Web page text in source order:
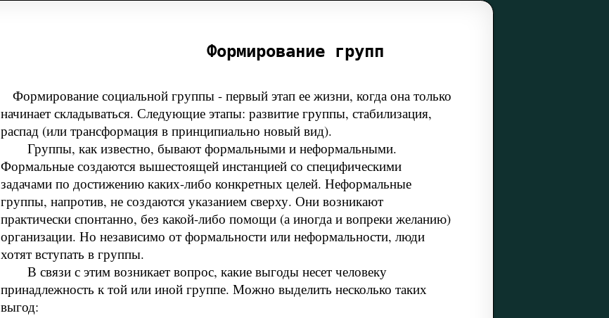
Формирование групп
Формирование социальной группы - первый этап ее жизни, когда она только
начинает складываться. Следующие этапы: развитие группы, стабилизация,
распад (или трансформация в принципиально новый вид).
Группы, как известно, бывают формальными и неформальными.
Формальные создаются вышестоящей инстанцией со специфическими
задачами по достижению каких-либо конкретных целей. Неформальные
группы, напротив, не создаются указанием сверху. Они возникают
практически спонтанно, без какой-либо помощи (а иногда и вопреки желанию)
организации. Но независимо от формальности или неформальности, люди
хотят вступать в группы.
В связи с этим возникает вопрос, какие выгоды несет человеку
принадлежность к той или иной группе. Можно выделить несколько таких
выгод: